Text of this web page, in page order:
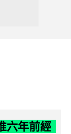
六年前經